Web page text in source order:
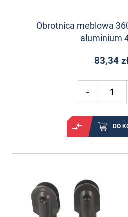
Obrotnica meblowa
aluminium
83,34
DO